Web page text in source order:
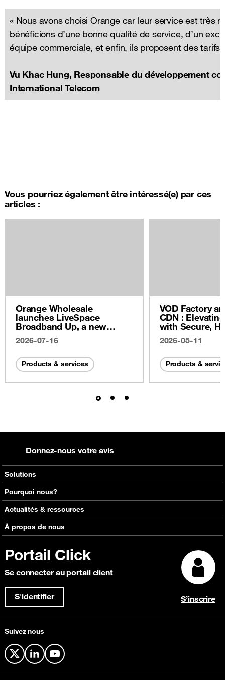
« Nous avons choisi Orange car leur service est très
bénéficions d’une bonne qualité de service, d’un
équipe commerciale, et enfin, ils proposent des tarifs
Vu Khac Hung, Responsable du développement
International Telecom
Vous pourriez également être intéressé(e) par ces
articles :
Orange Wholesale
launches LiveSpace
Broadband Up, a new
multi-asset satellite
connectivity offering for
enterprise end-users
2026-07-16
Products & services
VOD Factory
CDN :
with Secure,
Performance
2026-05-11
Products &
Suivez nous
X LinkedInYouTube
Solutions
Voix
Messagerie
Roaming
Solutions de capacité
IP Transit
Content Delivery Network (CDN)
Sécurité et Anti-Fraude
Connectivité Cloud
Pourquoi nous?
Réseaux mondiaux d'Orange
Carte réseau interactive
Découvrir Click
Témoignages clients
Actualités & ressources
Consultez nos actualités
Focus Magazine
À propos de nous
Portail Click
Se connecter au portail client
S'identifier S’inscrire
Donnez-nous votre avis